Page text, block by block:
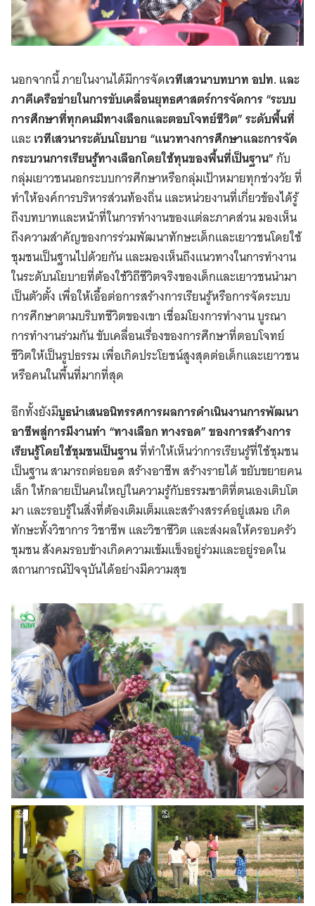
นอกจากนี้ ภายในงานได้มีการจัดเวทีเสวนาบทบาท อปท. และ
ภาคีเครือข่ายในการขับเคลื่อนยุทธศาสตร์การจัดการ “ระบบ
การศึกษาที่ทุกคนมีทางเลือกและตอบโจทย์ชีวิต” ระดับพื้นที่
และเวทีเสวนาระดับนโยบาย “แนวทางการศึกษาและการจัด
กระบวนการเรียนรู้ทางเลือกโดยใช้ทุนของพื้นที่เป็นฐาน”กับ
กลุ่มเยาวชนนอกระบบการศึกษาหรือกลุ่มเป้าหมายทุกช่วงวัย ที่
ทำให้องค์การบริหารส่วนท้องถิ่น และหน่วยงานที่เกี่ยวข้องได้รู้
ถึงบทบาทและหน้าที่ในการทำงานของแต่ละภาคส่วน มองเห็น
ถึงความสำคัญของการร่วมพัฒนาทักษะเด็กและเยาวชนโดยใช้
ชุมชนเป็นฐานไปด้วยกัน และมองเห็นถึงแนวทางในการทำงาน
ในระดับนโยบายที่ต้องใช้วิถีชีวิตจริงของเด็กและเยาวชนนำมา
เป็นตัวตั้ง เพื่อให้เอื้อต่อการสร้างการเรียนรู้หรือการจัดระบบ
การศึกษาตามบริบทชีวิตของเขา เชื่อมโยงการทำงาน บูรณา
การทำงานร่วมกัน ขับเคลื่อนเรื่องของการศึกษาที่ตอบโจทย์
ชีวิตให้เป็นรูปธรรม เพื่อเกิดประโยชน์สูงสุดต่อเด็กและเยาวชน
หรือคนในพื้นที่มากที่สุด
อีกทั้งยังมีบูธนำเสนอนิทรรศการผลการดำเนินงานการพัฒนา
อาชีพสู่การมีงานทำ “ทางเลือก ทางรอด” ของการสร้างการ
เรียนรู้โดยใช้ชุมชนเป็นฐานที่ทำให้เห็นว่าการเรียนรู้ที่ใช้ชุมชน
เป็นฐาน สามารถต่อยอด สร้างอาชีพ สร้างรายได้ ขยับขยายคน
เล็ก ให้กลายเป็นคนใหญ่ในความรู้กับธรรมชาติที่ตนเองเติบโต
มา และรอบรู้ในสิ่งที่ต้องเติมเต็มและสร้างสรรค์อยู่เสมอ เกิด
ทักษะทั้งวิชาการ วิชาชีพ และวิชาชีวิต และส่งผลให้ครอบครัว
ชุมชน สังคมรอบข้างเกิดความเข้มแข็งอยู่ร่วมและอยู่รอดใน
สถานการณ์ปัจจุบันได้อย่างมีความสุข